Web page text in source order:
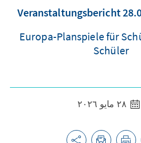
Veranstaltungsbericht
Europa-Planspiele für
Schüler